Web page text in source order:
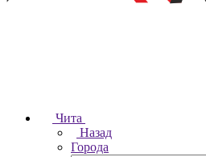
Чита
Назад
Города